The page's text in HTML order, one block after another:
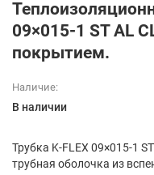
09×015-1 ST AL
покрытием.
Наличие:
В наличии
Трубка K-FLEX 09×015-1
трубная оболочка из